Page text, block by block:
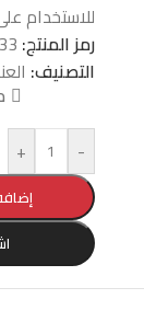
للاستخدام
رمز المنتج:
التصنيف:
-
+